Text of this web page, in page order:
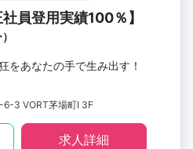
員登用実績100％】
をあなたの手で生み出す！
6-3 VORT茅場町I 3F
求人詳細